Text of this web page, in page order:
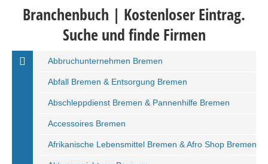
Branchenbuch | Kostenloser Eintrag.
Suche und finde Firmen
Abbruchunternehmen Bremen
Abfall Bremen & Entsorgung Bremen
Abschleppdienst Bremen & Pannenhilfe Bremen
Accessoires Bremen
Afrikanische Lebensmittel Bremen & Afro Shop Bremen